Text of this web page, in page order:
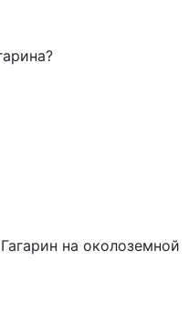
на околоземной